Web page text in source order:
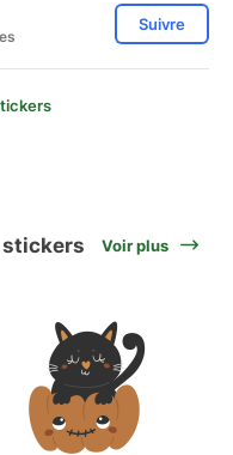
Suivre
stickers Voir plus